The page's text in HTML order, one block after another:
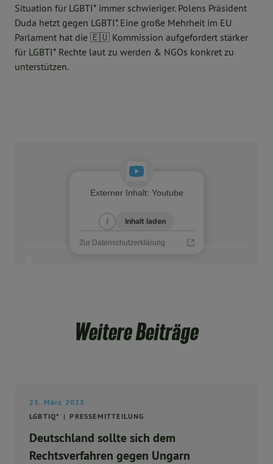
Situation für LGBTI* immer schwieriger. Polens Präsident
Duda hetzt gegen LGBTI*. Eine große Mehrheit im EU
Parlament hat die 🇪🇺 Kommission aufgefordert stärker
für LGBTI* Rechte laut zu werden & NGOs konkret zu
unterstützen.
Externer Inhalt: Youtube
ii Inhalt laden
Zur Datenschutzerklärung
Weitere Beiträge
23. März 2023
LGBTIQ*
PRESSEMITTEILUNG
Deutschland sollte sich dem
Rechtsverfahren gegen Ungarn